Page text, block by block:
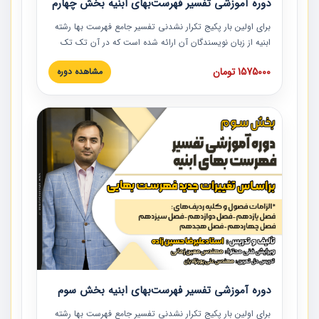
دوره آموزشی تفسیر فهرست‌بهای ابنیه بخش چهارم
برای اولین بار پکیج تکرار نشدنی تفسیر جامع فهرست بها رشته
ابنیه از زبان نویسندگان آن ارائه شده است که در آن تک تک
ردیف ها و مطالب فهرست بها تفسیر و ارائه شده است. این
دوره به صورت کامل تصویری بوده و به همراه تصاویر عملیات
دوره با کلام مهندس علیرضاحسین‌زاده مدیر پروژه مهندسی
مشاور در امر بازنگری فهرست بها رشته ابنیه ارائه شده و به تمام
همکارانی که در حوزه صنعت ساخت در حال فعالیت هستند حتما
توصیه می کنیم از مطالب این دوره استفاده نمایند.
1575000 تومان مشاهده دوره
دوره آموزشی تفسیر فهرست‌بهای ابنیه بخش سوم
برای اولین بار پکیج تکرار نشدنی تفسیر جامع فهرست بها رشته